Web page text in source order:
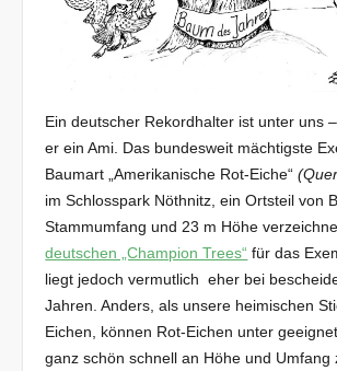
Ein deutscher Rekordhalter ist unter uns
er ein Ami. Das bundesweit mächtigste
Baumart „Amerikanische Rot-Eiche“
im Schlosspark Nöthnitz, ein Ortsteil von
Stammumfang und 23 m Höhe
deutschen „Champion Trees“ für das
liegt jedoch vermutlich eher bei
Jahren. Anders, als unsere heimischen
Eichen, können Rot-Eichen unter
ganz schön schnell an Höhe und Umfang